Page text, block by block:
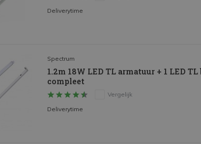
Deliverytime
Spectrum
1.2m 18W LED TL armatuur + 1 LED
compleet
Vergelijk
Deliverytime